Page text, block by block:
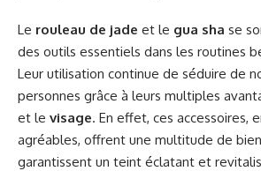
Le rouleau de jade et le gua sha se
des outils essentiels dans les routines
Leur utilisation continue de séduire de
personnes grâce à leurs multiples
et le visage. En effet, ces accessoires,
agréables, offrent une multitude de
garantissent un teint éclatant et